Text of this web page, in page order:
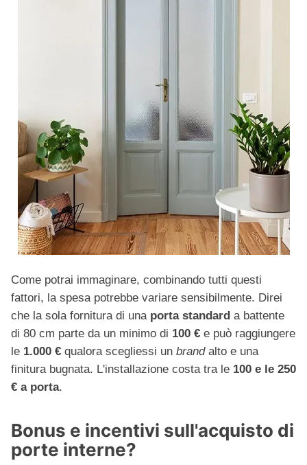
Come potrai immaginare, combinando tutti questi
fattori, la spesa potrebbe variare sensibilmente. Direi
che la sola fornitura di una porta standard a battente
di 80 cm parte da un minimo di 100 € e può raggiungere
le 1.000 € qualora scegliessi un brandalto e una
finitura bugnata. L'installazione costa tra le 100 e le 250
€ a porta.
Bonus e incentivi sull'acquisto di
porte interne?